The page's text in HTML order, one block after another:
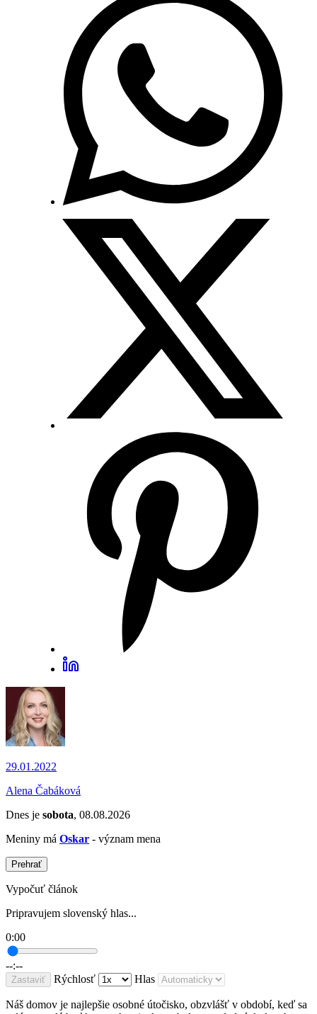
29.01.2022
Alena Čabáková
Dnes je sobota, 08.08.2026
Meniny má Oskar - význam mena
Prehrať
Vypočuť článok
Pripravujem slovenský hlas...
0:00
--:--
Zastaviť Rýchlosť Hlas
Náš domov je najlepšie osobné útočisko, obzvlášť v období, keď sa